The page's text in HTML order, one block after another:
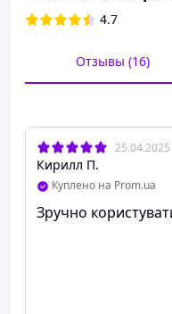
Головка для
4.7
Отзывы (16)
25.04.2025
Кирилл П.
Куплено на Prom.ua
Зручно